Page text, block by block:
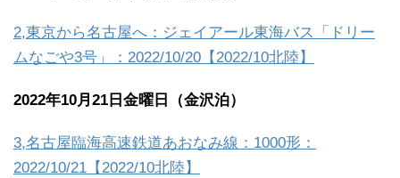
2,東京から名古屋へ：ジェイアール東海バス「ドリー
ムなごや3号」：2022/10/20【2022/10北陸】
2022年10月21日金曜日（金沢泊）
3,名古屋臨海高速鉄道あおなみ線：1000形：
2022/10/21【2022/10北陸】